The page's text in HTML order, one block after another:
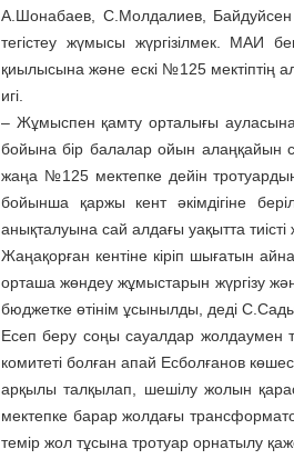
А.Шонабаев, С.Молдалиев, Байдуйсен
тегістеу жүмысы жүргізілмек. МАИ
қиылысына және ескі №125
игі.
– Жұмыспен қамту орталығы
бойына бір балалар ойын алаңқайын
жаңа №125 мектепке дейін
бойынша қаржы кент әкімдігіне
анықталуына сай алдағы уақытта тиісті
Жаңақорған кентіне кіріп шығатын
орташа жөндеу жұмыстарын жүргізу
бюджетке өтінім ұсынылды, деді
Есеп беру соңы сауалдар жолдаумен
комитеті болған апай Есболғанов
арқылы талқылап, шешілу жолын
мектепке барар жолдағы
темір жол тұсына тротуар орнатылу